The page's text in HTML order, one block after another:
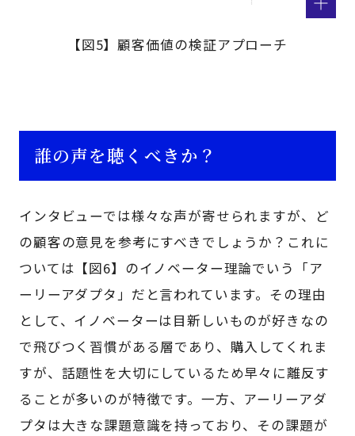
【図5】顧客価値の検証アプローチ
誰の声を聴くべきか？
インタビューでは様々な声が寄せられますが、ど
の顧客の意見を参考にすべきでしょうか？これに
ついては【図6】のイノベーター理論でいう「ア
ーリーアダプタ」だと言われています。その理由
として、イノベーターは目新しいものが好きなの
で飛びつく習慣がある層であり、購入してくれま
すが、話題性を大切にしているため早々に離反す
ることが多いのが特徴です。一方、アーリーアダ
プタは大きな課題意識を持っており、その課題が